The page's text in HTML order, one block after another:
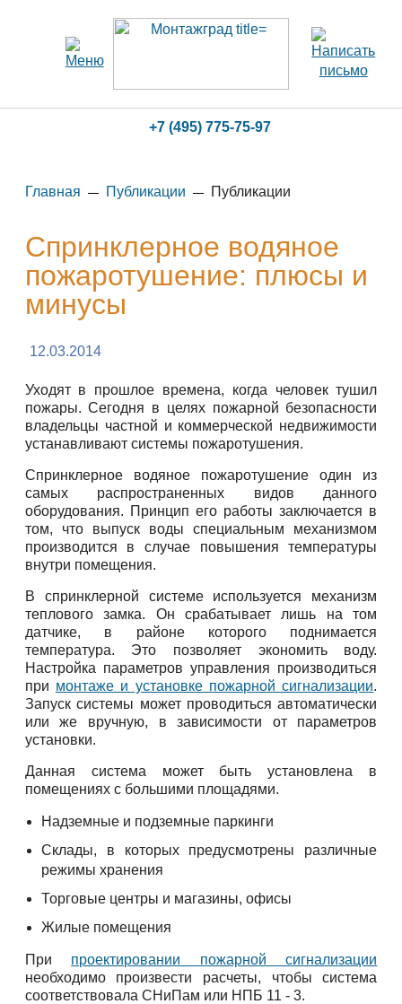
+7 (495) 775-75-97
Главная Публикации Публикации
Спринклерное водяное
пожаротушение: плюсы и
минусы
12.03.2014
Уходят в прошлое времена, когда человек тушил
пожары. Сегодня в целях пожарной безопасности
владельцы частной и коммерческой недвижимости
устанавливают системы пожаротушения.
Спринклерное водяное пожаротушение один из
самых распространенных видов данного
оборудования. Принцип его работы заключается в
том, что выпуск воды специальным механизмом
производится в случае повышения температуры
внутри помещения.
В спринклерной системе используется механизм
теплового замка. Он срабатывает лишь на том
датчике, в районе которого поднимается
температура. Это позволяет экономить воду.
Настройка параметров управления производиться
при монтаже и установке пожарной сигнализации.
Запуск системы может проводиться автоматически
или же вручную, в зависимости от параметров
установки.
Данная система может быть установлена в
помещениях с большими площадями.
Надземные и подземные паркинги
Склады, в которых предусмотрены различные
режимы хранения
Торговые центры и магазины, офисы
Жилые помещения
При проектировании пожарной сигнализации
необходимо произвести расчеты, чтобы система
соответствовала СНиПам или НПБ 11 - 3.